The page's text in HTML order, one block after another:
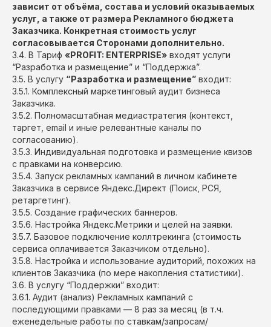
зависит от объёма, состава и условий оказываемых
услуг, а также от размера Рекламного бюджета
Заказчика. Конкретная стоимость услуг
согласовывается Сторонами дополнительно.
3.4. В Тариф «PROFIT: ENTERPRISE» входят услуги
“Разработка и размещение” и “Поддержка”.
3.5. В услугу “Разработка и размещение” входит:
3.5.1. Комплексный маркетинговый аудит бизнеса
Заказчика.
3.5.2. Полномасштабная медиастратегия (контекст,
таргет, email и иные релевантные каналы по
согласованию).
3.5.3. Индивидуальная подготовка и размещение квизов
с правками на конверсию.
3.5.4. Запуск рекламных кампаний в личном кабинете
Заказчика в сервисе Яндекс.Директ (Поиск, РСЯ,
ретаргетинг).
3.5.5. Создание графических баннеров.
3.5.6. Настройка Яндекс.Метрики и целей на заявки.
3.5.7. Базовое подключение коллтрекинга (стоимость
сервиса оплачивается Заказчиком отдельно).
3.5.8. Настройка и использование аудиторий, похожих на
клиентов Заказчика (по мере накопления статистики).
3.6. В услугу “Поддержки” входит:
3.6.1. Аудит (анализ) Рекламных кампаний с
последующими правками — 8 раз за месяц (в т.ч.
еженедельные работы по ставкам/запросам/